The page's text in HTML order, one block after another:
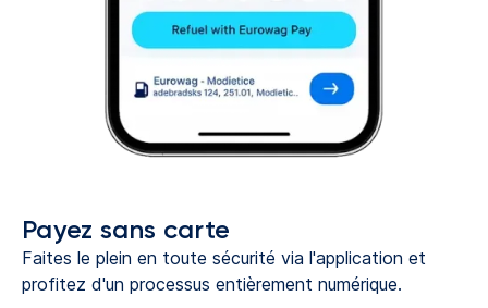
Payez sans carte
Faites le plein en toute sécurité via l'application et
profitez d'un processus entièrement numérique.